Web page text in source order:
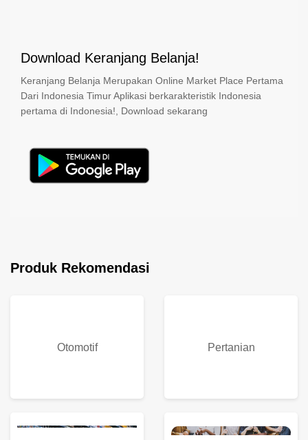
Download Keranjang Belanja!
Keranjang Belanja Merupakan Online Market Place Pertama
Dari Indonesia Timur Aplikasi berkarakteristik Indonesia
pertama di Indonesia!, Download sekarang
Produk Rekomendasi
Otomotif Pertanian